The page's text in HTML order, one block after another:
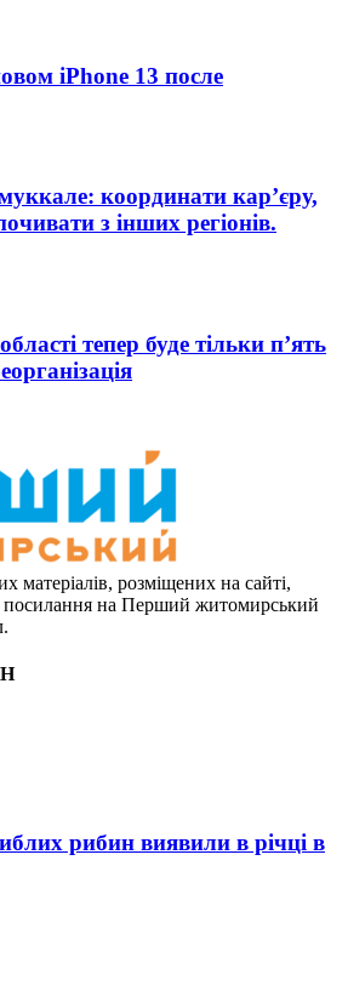
iPhone 13 после
координати кар’єру,
з інших регіонів.
тепер буде тільки п’ять
матеріалів, розміщених на сайті,
посилання на Перший житомирський
рибин виявили в річці в